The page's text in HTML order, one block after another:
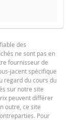
des
ne sont pas en
fournisseur de
jacent spécifique
regard du cours du
sur notre site
peuvent différer
outre, ce site
Pour